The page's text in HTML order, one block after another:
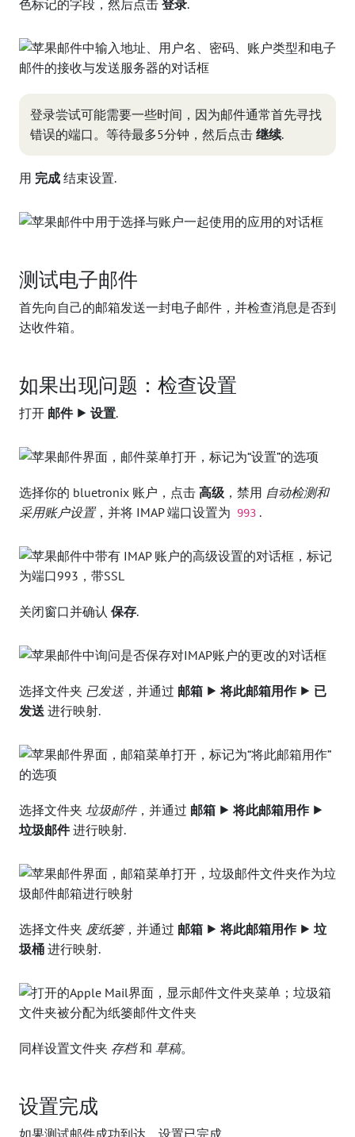
色标记的字段，然后点击 登录.
登录尝试可能需要一些时间，因为邮件通常首先寻找
错误的端口。等待最多5分钟，然后点击 继续.
用 完成 结束设置.
测试电子邮件
首先向自己的邮箱发送一封电子邮件，并检查消息是否到
达收件箱。
如果出现问题：检查设置
打开 邮件 ⯈ 设置.
选择你的 bluetronix 账户，点击 高级 ，禁用 自动检测和
采用账户设置，并将 IMAP 端口设置为 993 .
关闭窗口并确认 保存.
选择文件夹 已发送 ，并通过 邮箱 ⯈ 将此邮箱用作 ⯈ 已
发送 进行映射.
选择文件夹 垃圾邮件，并通过 邮箱 ⯈ 将此邮箱用作 ⯈
垃圾邮件进行映射.
选择文件夹 废纸篓，并通过 邮箱 ⯈ 将此邮箱用作 ⯈ 垃
圾桶 进行映射.
同样设置文件夹 存档和 草稿。
设置完成
如果测试邮件成功到达，设置已完成。